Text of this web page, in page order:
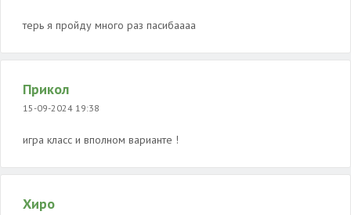
терь я пройду много раз пасибаааа
Прикол
15-09-2024 19:38
игра класс и вполном варианте !
Хиро